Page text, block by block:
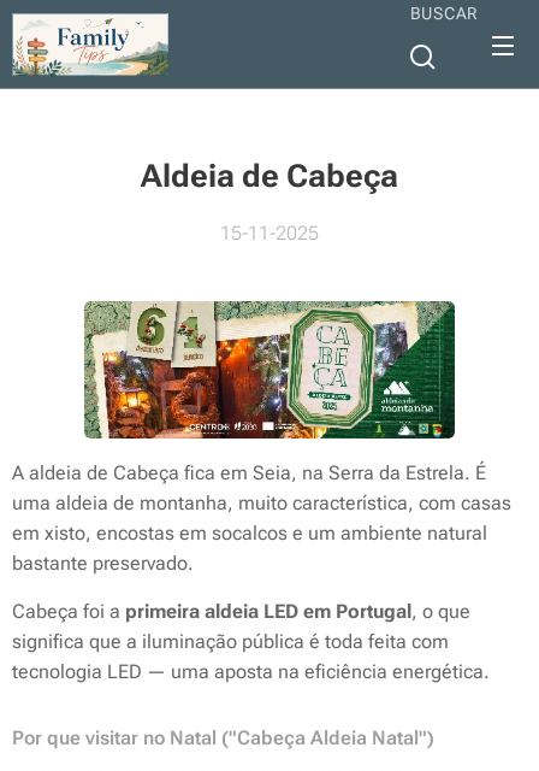
BUSCAR
Aldeia de Cabeça
15-11-2025
A aldeia de Cabeça fica em Seia, na Serra da Estrela. É
uma aldeia de montanha, muito característica, com casas
em xisto, encostas em socalcos e um ambiente natural
bastante preservado.
Cabeça foi a primeira aldeia LED em Portugal, o que
significa que a iluminação pública é toda feita com
tecnologia LED — uma aposta na eficiência energética.
Por que visitar no Natal ("Cabeça Aldeia Natal")